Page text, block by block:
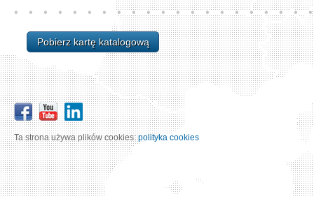
Pobierz kartę katalogową
Ta strona używa plików cookies:polityka cookies